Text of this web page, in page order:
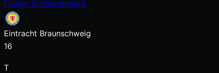
Florian Schnorrenberg
Eintracht Braunschweig
16
T